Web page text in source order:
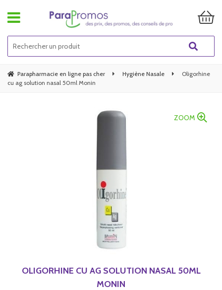
Parapharmacie en ligne pas cher Hygiène Nasale
Oligorhine
cu ag solution nasal 50ml Monin
ZOOM
OLIGORHINE CU AG SOLUTION NASAL 50ML
MONIN